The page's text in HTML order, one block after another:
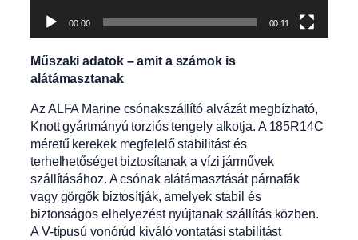
00:00 00:11
Műszaki adatok – amit a számok is
alátámasztanak
Az ALFA Marine csónakszállító alvázát megbízható,
Knott gyártmányú torziós tengely alkotja. A 185R14C
méretű kerekek megfelelő stabilitást és
terhelhetőséget biztosítanak a vízi járművek
szállításához. A csónak alátámasztását párnafák
vagy görgők biztosítják, amelyek stabil és
biztonságos elhelyezést nyújtanak szállítás közben.
A V-típusú vonórúd kiváló vontatási stabilitást